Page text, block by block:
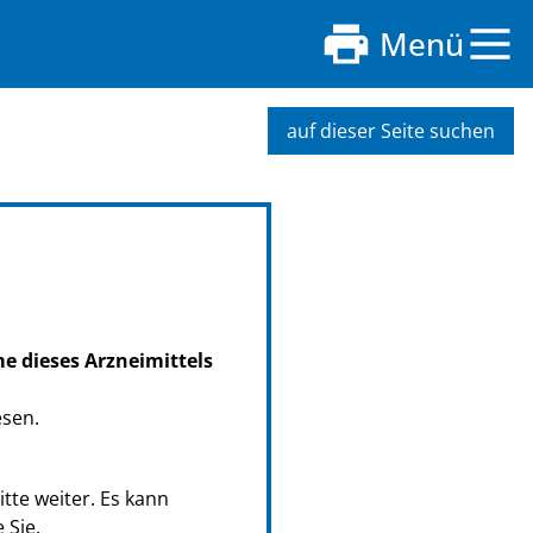
Menü
auf dieser Seite suchen
dieses Arzneimittels
weiter. Es kann
Sie.